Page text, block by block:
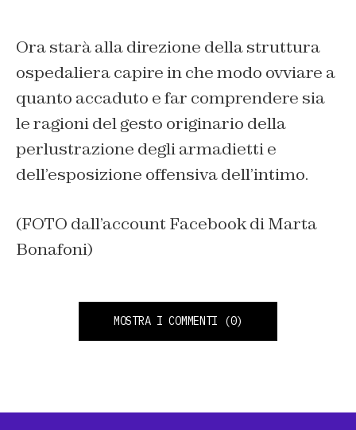
Ora starà alla direzione della struttura
ospedaliera capire in che modo ovviare a
quanto accaduto e far comprendere sia
le ragioni del gesto originario della
perlustrazione degli armadietti e
dell’esposizione offensiva dell’intimo.
(FOTO dall’account Facebook di Marta
Bonafoni)
MOSTRA I COMMENTI (0)